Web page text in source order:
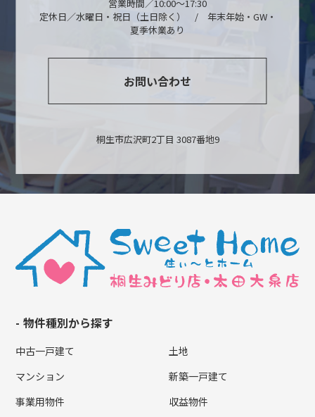
営業時間／10:00～17:30
定休日／水曜日・祝日（土日除く） / 年末年始・GW・
夏季休業あり
お問い合わせ
桐生市広沢町2丁目 3087番地9
物件種別から探す
中古一戸建て
土地
マンション
新築一戸建て
事業用物件
収益物件